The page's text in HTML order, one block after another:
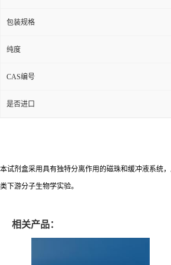
包装规格
纯度
CAS编号
是否进口
本试剂盒采用具有独特分离作用的磁珠和缓冲液系统
类下游分子生物学实验。
相关产品：